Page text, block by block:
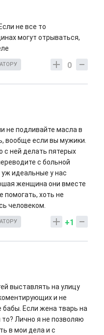
не все то
могут отрываться,
0
не подливайте масла в
вообще если вы мужики.
с ней делать пятерых
с больной
идеальные у нас
женщина они вместе
помогать, хоть не
человеком.
+1
выставлять на улицу
и не
бабы. Если жена тварь на
Лично я не позволяю
в мои дела и с